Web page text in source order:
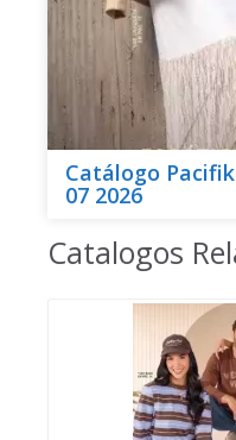
Catálogo
07 2026
Catalogos